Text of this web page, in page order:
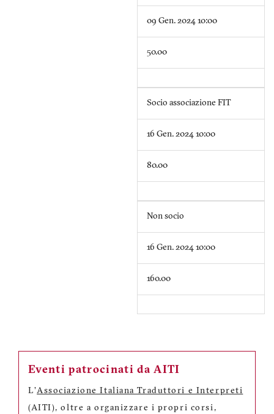
09 Gen. 2024 10:00
50.00
Socio associazione FIT
16 Gen. 2024 10:00
80.00
Non socio
16 Gen. 2024 10:00
160.00
Eventi patrocinati da AITI
L'Associazione Italiana Traduttori e Interpreti
(AITI), oltre a organizzare i propri corsi,